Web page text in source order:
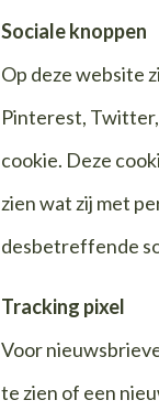
Sociale knoppen
Op deze website
Pinterest, Twitter,
cookie. Deze
zien wat zij met
desbetreffende
Tracking pixel
Voor
te zien of een